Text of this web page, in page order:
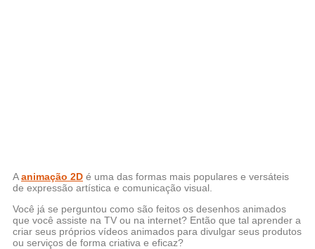
Aanimação 2D é uma das formas mais populares e versáteis
de expressão artística e comunicação visual.
Você já se perguntou como são feitos os desenhos animados
que você assiste na TV ou na internet? Então que tal aprender a
criar seus próprios vídeos animados para divulgar seus produtos
ou serviços de forma criativa e eficaz?